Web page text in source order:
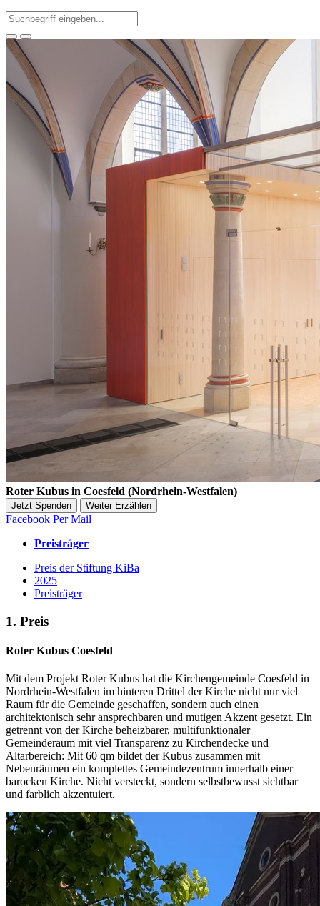
Roter Kubus in Coesfeld (Nordrhein-Westfalen)
Jetzt Spenden Weiter Erzählen
Facebook Per Mail
Preisträger
Preis der Stiftung KiBa
2025
Preisträger
1. Preis
Roter Kubus Coesfeld
Mit dem Projekt Roter Kubus hat die Kirchengemeinde Coesfeld in
Nordrhein-Westfalen im hinteren Drittel der Kirche nicht nur viel
Raum für die Gemeinde geschaffen, sondern auch einen
architektonisch sehr ansprechbaren und mutigen Akzent gesetzt. Ein
getrennt von der Kirche beheizbarer, multifunktionaler
Gemeinderaum mit viel Transparenz zu Kirchendecke und
Altarbereich: Mit 60 qm bildet der Kubus zusammen mit
Nebenräumen ein komplettes Gemeindezentrum innerhalb einer
barocken Kirche. Nicht versteckt, sondern selbstbewusst sichtbar
und farblich akzentuiert.